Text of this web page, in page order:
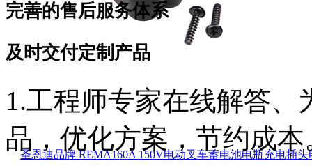
圣恩迪品牌 REMA160A 150V电动叉车蓄电池电瓶充电插
完善的售后服务体系
及时交付定制产品
1.工程师专家在线解答
品，优化方案，节约成本